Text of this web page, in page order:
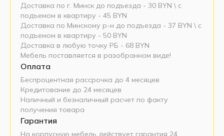
Доставка по г. Минск до подъезда - 30 BYN \ c
подъемом в квартиру - 45 BYN
Доставка по Минскому р-н до подъезда - 37 BYN \ c
подъемом в квартиру - 50 BYN
Доставка в любую точку РБ - 68 BYN
Мебель поставляется в разобранном виде!
Оплата
Беспроцентная рассрочка до 4 месяцев
Кредитование до 24 месяцев
Наличный и безналичный расчет по факту
получения товара
Гарантия
На корпусную мебель действует гарантия 24